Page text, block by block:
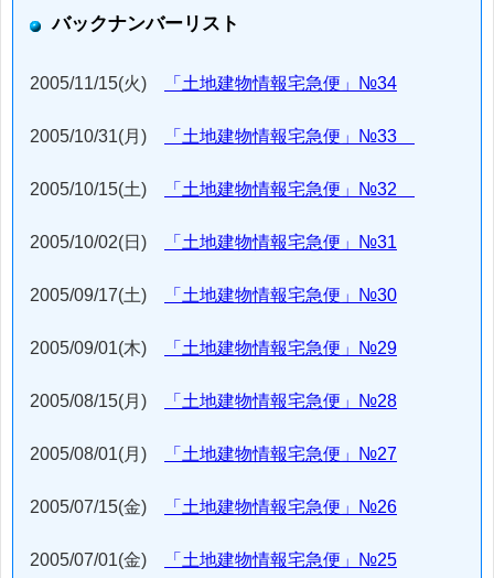
バックナンバーリスト
2005/11/15(火) 「土地建物情報宅急便」№34
2005/10/31(月) 「土地建物情報宅急便」№33
2005/10/15(土) 「土地建物情報宅急便」№32
2005/10/02(日) 「土地建物情報宅急便」№31
2005/09/17(土) 「土地建物情報宅急便」№30
2005/09/01(木) 「土地建物情報宅急便」№29
2005/08/15(月) 「土地建物情報宅急便」№28
2005/08/01(月) 「土地建物情報宅急便」№27
2005/07/15(金) 「土地建物情報宅急便」№26
2005/07/01(金) 「土地建物情報宅急便」№25